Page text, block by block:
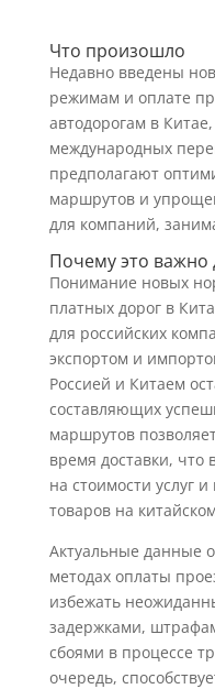
Что произошло
Недавно введены
режимам и оплате
автодорогам в
международных
предполагают
маршрутов и
для компаний,
Почему это важно
Понимание новых
платных дорог в
для российских
экспортом и
Россией и Китаем
составляющих
маршрутов
время доставки, что
на стоимости услуг
товаров на
Актуальные данные
методах оплаты
избежать
задержками,
сбоями в процессе
очередь,